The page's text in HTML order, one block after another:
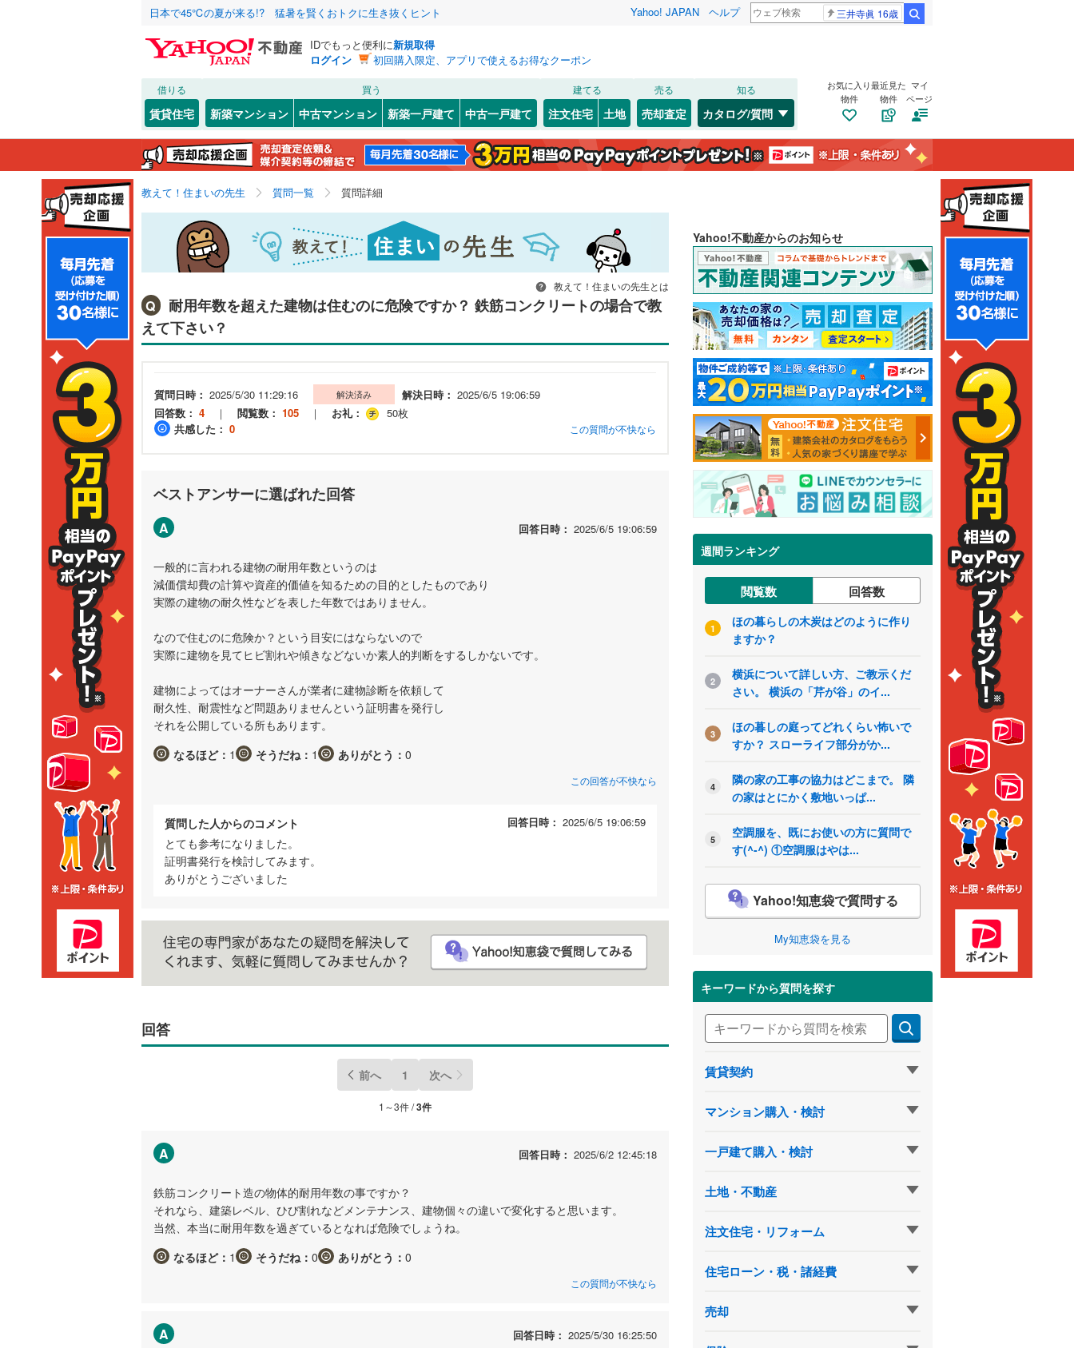
日本で45℃の夏が来る!? 猛暑を賢くおトクに生き抜くヒント Yahoo! JAPAN ヘルプ 三井寺眞 16歳
IDでもっと便利に新規取得
ログイン
初回購入限定、アプリで使えるお得なクーポン
借りる
賃貸住宅
買う
新築マンション 中古マンション 新築一戸建て 中古一戸建て
建てる
注文住宅 土地
売る
売却査定
知る
カタログ/質問
お気に入り
物件
最近見た
物件
マイ
ページ
教えて！住まいの先生 質問一覧 質問詳細
教えて！住まいの先生とは
Q
耐用年数を超えた建物は住むのに危険ですか？ 鉄筋コンクリートの場合で教
えて下さい？
質問日時： 2025/5/30 11:29:16 解決済み 解決日時： 2025/6/5 19:06:59
回答数： 4 ｜ 閲覧数： 105 ｜ お礼：
50枚
共感した： 0 この質問が不快なら
ベストアンサーに選ばれた回答
A 回答日時： 2025/6/5 19:06:59
一般的に言われる建物の耐用年数というのは
減価償却費の計算や資産的価値を知るための目的としたものであり
実際の建物の耐久性などを表した年数ではありません。
なので住むのに危険か？という目安にはならないので
実際に建物を見てヒビ割れや傾きなどないか素人的判断をするしかないです。
建物によってはオーナーさんが業者に建物診断を依頼して
耐久性、耐震性など問題ありませんという証明書を発行し
それを公開している所もあります。
なるほど： 1 そうだね： 1 ありがとう： 0
この回答が不快なら
質問した人からのコメント 回答日時： 2025/6/5 19:06:59
とても参考になりました。
証明書発行を検討してみます。
ありがとうございました
回答
前へ 1 次へ
1～3件 /3件
A 回答日時： 2025/6/2 12:45:18
鉄筋コンクリート造の物体的耐用年数の事ですか？
それなら、建築レベル、ひび割れなどメンテナンス、建物個々の違いで変化すると思います。
当然、本当に耐用年数を過ぎているとなれば危険でしょうね。
なるほど： 1 そうだね： 0 ありがとう： 0
この質問が不快なら
A 回答日時： 2025/5/30 16:25:50
Yahoo!不動産からのお知らせ
週間ランキング
閲覧数 回答数
1
ほの暮らしの木炭はどのように作り
ますか？
2
横浜について詳しい方、ご教示くだ
さい。 横浜の「芹が谷」のイ...
3
ほの暮しの庭ってどれくらい怖いで
すか？ スローライフ部分がか...
4
隣の家の工事の協力はどこまで。 隣
の家はとにかく敷地いっぱ...
5
空調服を、既にお使いの方に質問で
す(^-^) ①空調服はやは...
Yahoo!知恵袋で質問する
My知恵袋を見る
キーワードから質問を探す
賃貸契約
マンション購入・検討
一戸建て購入・検討
土地・不動産
注文住宅・リフォーム
住宅ローン・税・諸経費
売却